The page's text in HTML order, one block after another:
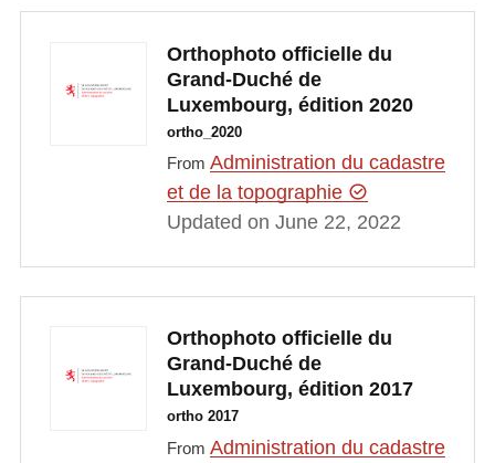
Orthophoto officielle du
Grand-Duché de
Luxembourg, édition 2020
ortho_2020
From Administration du cadastre
et de la topographie
Updated on June 22, 2022
Orthophoto officielle du
Grand-Duché de
Luxembourg, édition 2017
ortho 2017
From Administration du cadastre